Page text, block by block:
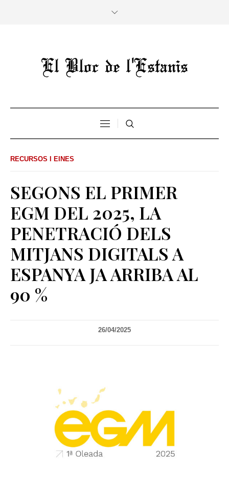
RECURSOS I EINES
SEGONS EL PRIMER
EGM DEL 2025, LA
PENETRACIÓ DELS
MITJANS DIGITALS A
ESPANYA JA ARRIBA AL
90 %
26/04/2025